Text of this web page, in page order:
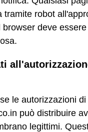
tramite robot
deve essere
le autorizzazioni
può distribuire
legittimi.